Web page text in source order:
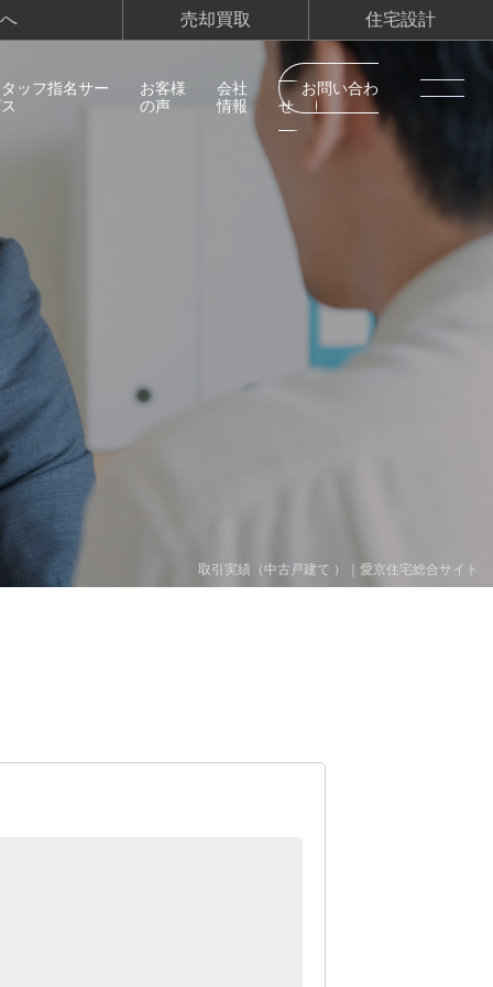
売却買取 住宅設計
タッフ指名サー
お客様
の声
会社
情報
お問い合わ
せ
取引実績（中古戸建て ）｜愛京住宅総合サイト